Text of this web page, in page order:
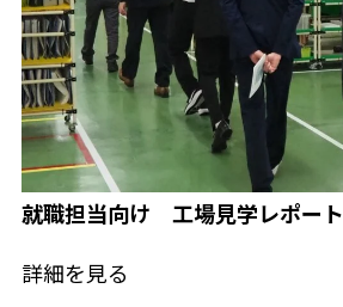
就職担当向け 工場見学レポート
詳細を見る